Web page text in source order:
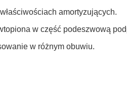
amortyzujących.
w część podeszwową
w różnym obuwiu.